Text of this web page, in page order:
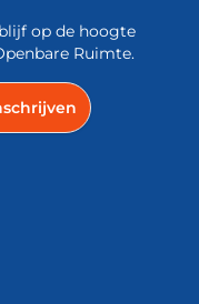
op de hoogte
Ruimte.